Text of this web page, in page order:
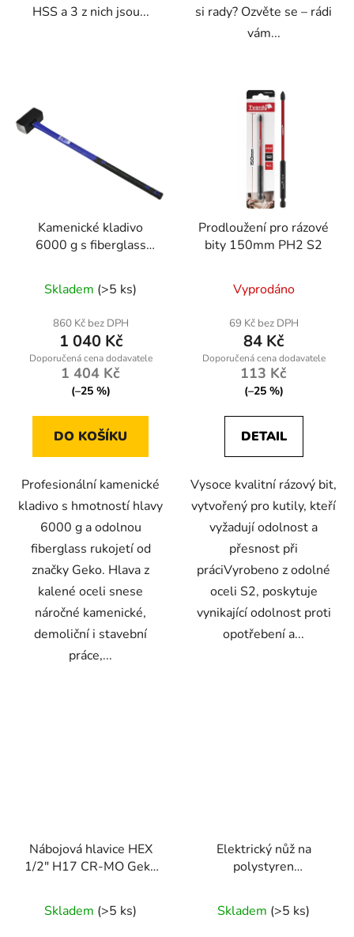
HSS a 3 z nich jsou...
si rady? Ozvěte se – rádi
vám...
Kamenické kladivo
6000 g s fiberglass
Skladem (>5 ks)
860 Kč bez DPH
1 040 Kč
1 404 Kč
(–25 %)
DO KOŠÍKU
Profesionální kamenické
kladivo s hmotností hlavy
6000 g a odolnou
fiberglass rukojetí od
značky Geko. Hlava z
kalené oceli snese
náročné kamenické,
demoliční i stavební
práce,...
Prodloužení pro rázové
bity 150mm PH2 S2
Vyprodáno
69 Kč bez DPH
84 Kč
113 Kč
(–25 %)
DETAIL
Vysoce kvalitní rázový bit,
vytvořený pro kutily, kteří
vyžadují odolnost a
přesnost při
práciVyrobeno z odolné
oceli S2, poskytuje
vynikající odolnost proti
opotřebení a...
Nábojová hlavice HEX
1/2" H17 CR-MO Geko
nástavec pro utahováky
Skladem (>5 ks)
Elektrický nůž na
polystyren
Skladem (>5 ks)